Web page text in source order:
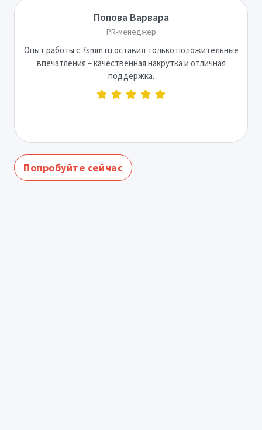
Попова Варвара
PR-менеджер
Опыт работы с 7smm.ru оставил только положительные
впечатления – качественная накрутка и отличная
поддержка.
Попробуйте сейчас